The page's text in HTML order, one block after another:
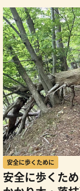
安全に歩くために
安全に歩くた